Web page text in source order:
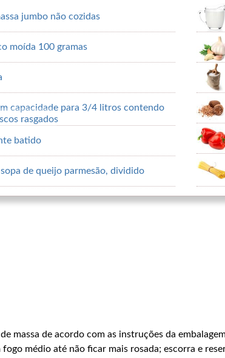
jumbo não cozidas
moída 100 gramas
capacidade para 3/4 litros contendo
rasgados
batido
de queijo parmesão, dividido
massa de acordo com as instruções da
médio até não ficar mais rosada; escorra e